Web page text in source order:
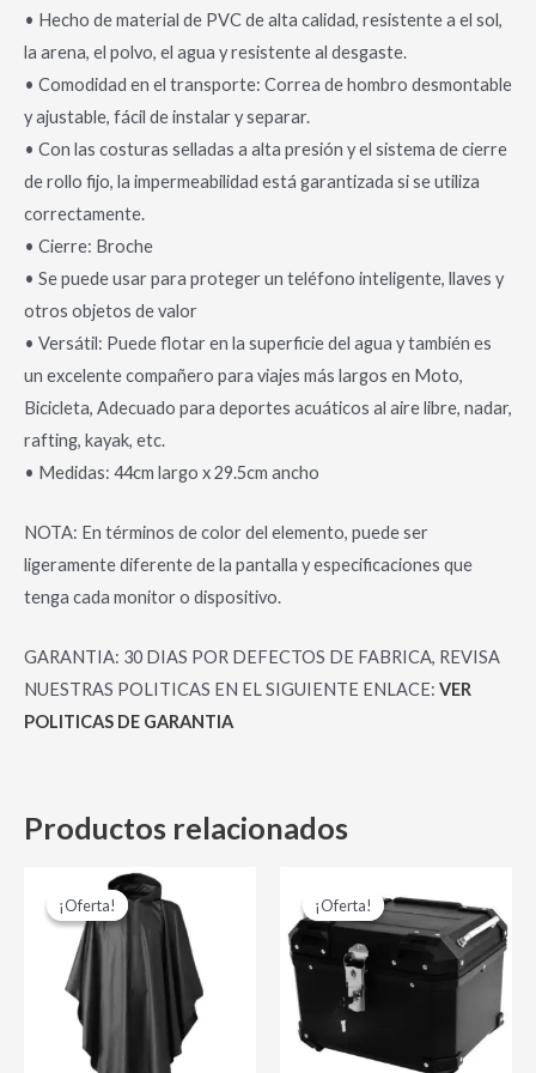
• Hecho de material de PVC de alta calidad, resistente a el sol,
la arena, el polvo, el agua y resistente al desgaste.
• Comodidad en el transporte: Correa de hombro desmontable
y ajustable, fácil de instalar y separar.
• Con las costuras selladas a alta presión y el sistema de cierre
de rollo fijo, la impermeabilidad está garantizada si se utiliza
correctamente.
• Cierre: Broche
• Se puede usar para proteger un teléfono inteligente, llaves y
otros objetos de valor
• Versátil: Puede flotar en la superficie del agua y también es
un excelente compañero para viajes más largos en Moto,
Bicicleta, Adecuado para deportes acuáticos al aire libre, nadar,
rafting, kayak, etc.
• Medidas: 44cm largo x 29.5cm ancho
NOTA: En términos de color del elemento, puede ser
ligeramente diferente de la pantalla y especificaciones que
tenga cada monitor o dispositivo.
GARANTIA: 30 DIAS POR DEFECTOS DE FABRICA, REVISA
NUESTRAS POLITICAS EN EL SIGUIENTE ENLACE: VER
POLITICAS DE GARANTIA
Productos relacionados
¡Oferta!
¡Oferta!
El
precio
original
era:
$ 30,000.00.
¡Oferta!
¡Oferta!
precio
original
era:
$ 349,000.00.
actual
es:
$